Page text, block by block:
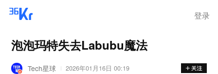
登录
泡泡玛特失去Labubu魔法
Tech星球 2026年01月16日 00:19